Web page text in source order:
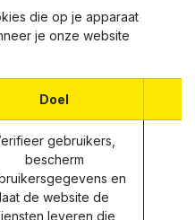
die op je apparaat
je onze website
Doel
gebruikers,
bescherm
en
laat de website de
leveren die